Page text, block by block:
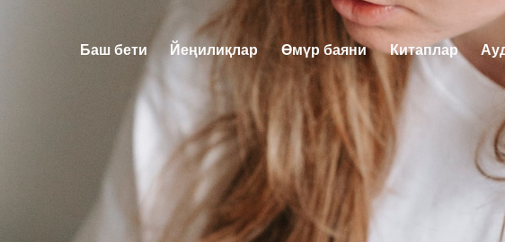
Баш бети Йеңилиқлар Өмүр баяни Китаплар
Баш бети Йеңилиқлар Өмүр баяни